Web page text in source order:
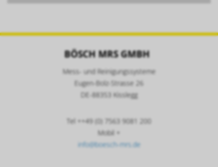
BÖSCH MRS GMBH
Mess- und Reinigungssysteme
Eugen-Bolz-Strasse 26
DE-88353 Kisslegg
Tel ++49 (0) 7563 9081 200
Mobil +
info@boesch-mrs.de